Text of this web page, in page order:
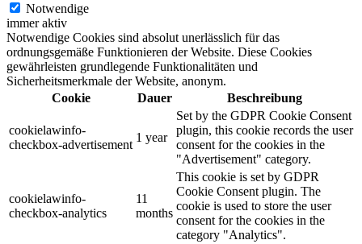
Notwendige
immer aktiv
Notwendige Cookies sind absolut unerlässlich für das
ordnungsgemäße Funktionieren der Website. Diese Cookies
gewährleisten grundlegende Funktionalitäten und
Sicherheitsmerkmale der Website, anonym.
Cookie
Dauer Beschreibung
cookielawinfo-
checkbox-advertisement
1 year
Set by the GDPR Cookie Consent
plugin, this cookie records the user
consent for the cookies in the
"Advertisement" category.
cookielawinfo-
checkbox-analytics
11
months
This cookie is set by GDPR
Cookie Consent plugin. The
cookie is used to store the user
consent for the cookies in the
category "Analytics".